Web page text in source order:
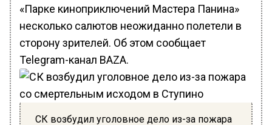
«Парке киноприключений Мастера Панина»
несколько салютов неожиданно полетели в
сторону зрителей. Об этом сообщает
Telegram-канал BAZA.
СК возбудил уголовное дело из-за пожара